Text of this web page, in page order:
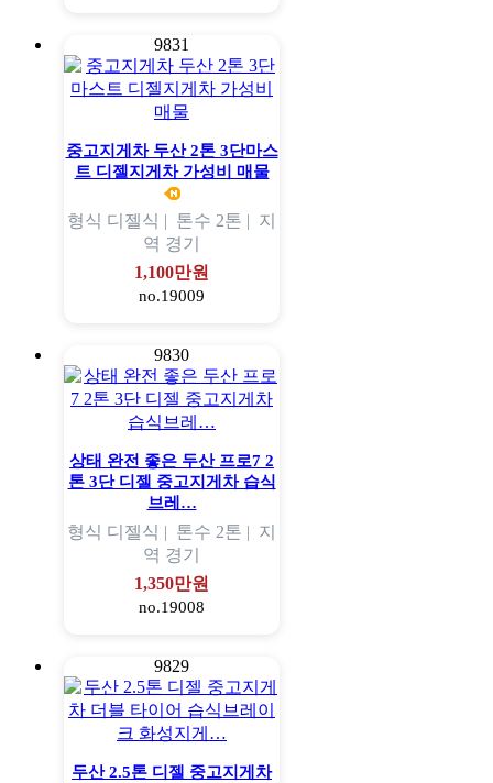
9831
중고지게차 두산 2톤 3단마스
트 디젤지게차 가성비 매물
형식 디젤식 | 톤수 2톤 | 지
역 경기
1,100만원
no.19009
9830
상태 완전 좋은 두산 프로7 2
톤 3단 디젤 중고지게차 습식
브레…
형식 디젤식 | 톤수 2톤 | 지
역 경기
1,350만원
no.19008
9829
두산 2.5톤 디젤 중고지게차